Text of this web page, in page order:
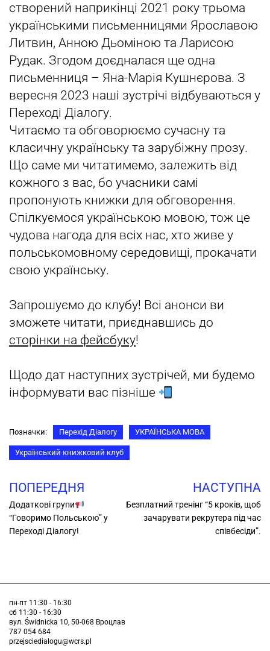
створений наприкінці 2021 року трьома
українськими письменницями Ярославою
Литвин, Анною Дьоміною та Ларисою
Рудак. Згодом доєдналася ще одна
письменниця – Яна-Марія Кушнєрова. З
вересня 2023 наші зустрічі відбуваються у
Переході Діалогу.
Читаємо та обговорюємо сучасну та
класичну українську та зарубіжну прозу.
Що саме ми читатимемо, залежить від
кожного з вас, бо учасники самі
пропонують книжки для обговорення.
Спілкуємося українською мовою, тож це
чудова нагода для всіх нас, хто живе у
польськомовному середовищі, прокачати
свою українську.
Запрошуємо до клубу! Всі анонси ви
зможете читати, приєднавшись до
сторінки на фейсбуку!
Щодо дат наступних зустрічей, ми будемо
інформувати вас пізніше
Позначки: Перехід Діалогу УКРАЇНСЬКА МОВА
Український книжковий клуб
ПОПЕРЕДНЯ
Додаткові групи
“Говоримо Польською” у
Переході Діалогу!
НАСТУПНА
Безплатний тренінг “5 кроків, щоб
зачарувати рекрутера під час
співбесіди”.
пн-пт 11:30 - 16:30
сб 11:30 - 16:30
вул. Świdnicka 10, 50-068 Вроцлав
787 054 684
przejsciedialogu@wcrs.pl